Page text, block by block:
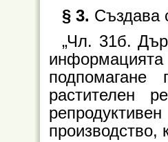
§ 3. Създава
„Чл. 31б.
растителен
производство,